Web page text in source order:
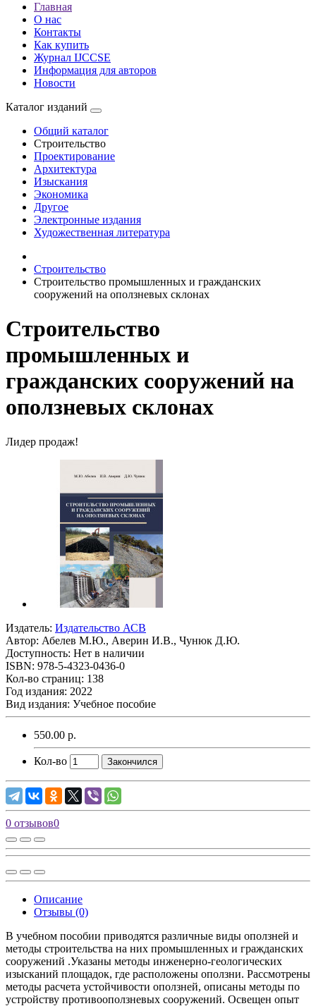
Главная
О нас
Контакты
Как купить
Журнал IJCCSE
Информация для авторов
Новости
Каталог изданий
Общий каталог
Строительство
Проектирование
Архитектура
Изыскания
Экономика
Другое
Электронные издания
Художественная литература
Строительство
Строительство промышленных и гражданских
сооружений на оползневых склонах
Строительство
промышленных и
гражданских сооружений на
оползневых склонах
Лидер продаж!
Издатель: Издательство АСВ
Автор: Абелев М.Ю., Аверин И.В., Чунюк Д.Ю.
Доступность: Нет в наличии
ISBN: 978-5-4323-0436-0
Кол-во страниц: 138
Год издания: 2022
Вид издания: Учебное пособие
550.00 р.
Кол-во Закончился
0 отзывов0
Описание
Отзывы (0)
В учебном пособии приводятся различные виды оползней и
методы строительства на них промышленных и гражданских
сооружений .Указаны методы инженерно-геологических
изысканий площадок, где расположены оползни. Рассмотрены
методы расчета устойчивости оползней, описаны методы по
устройству противооползневых сооружений. Освещен опыт